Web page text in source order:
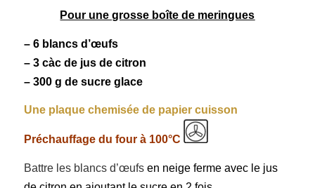
Pour une grosse boîte de meringues
– 6 blancs d’œufs
– 3 càc de jus de citron
– 300 g de sucre glace
Une plaque chemisée de papier cuisson
Préchauffage du four à 100°C
Battre les blancs d’œufsen neige ferme avec le jus